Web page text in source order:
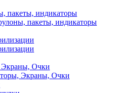
пакеты, индикаторы
пакеты, индикаторы
Экраны, Очки
Экраны, Очки